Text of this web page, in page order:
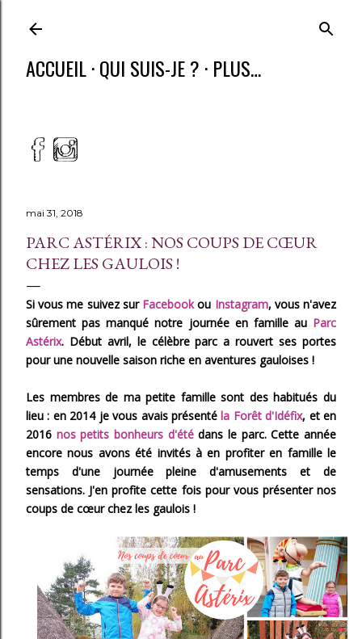
ACCUEIL QUI SUIS-JE ? PLUS…
mai 31, 2018
PARC ASTÉRIX : NOS COUPS DE CŒUR
CHEZ LES GAULOIS !
Si vous me suivez sur Facebookou Instagram, vous n'avez
sûrement pas manqué notre journée en famille au Parc
Astérix. Début avril, le célèbre parc a rouvert ses portes
pour une nouvelle saison riche en aventures gauloises !
Les membres de ma petite famille sont des habitués du
lieu : en 2014 je vous avais présentéla Forêt d'Idéfix, et en
2016 nos petits bonheurs d'étédans le parc. Cette année
encore nous avons été invités à en profiter en famille le
temps d'une journée pleine d'amusements et de
sensations. J'en profite cette fois pour vous présenter nos
coups de cœur chez les gaulois !